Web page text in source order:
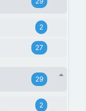
2
27
29
2